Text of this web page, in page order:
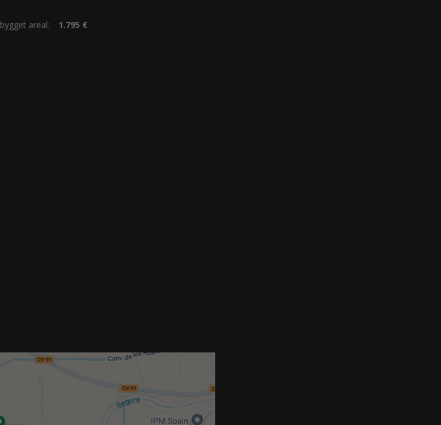
bygget areal: 1.795 €